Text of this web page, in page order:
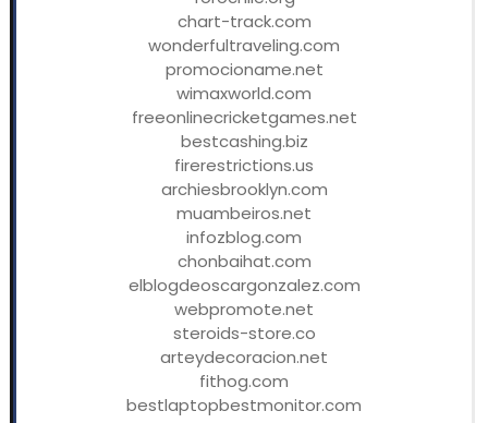
chart-track.com
wonderfultraveling.com
promocioname.net
wimaxworld.com
freeonlinecricketgames.net
bestcashing.biz
firerestrictions.us
archiesbrooklyn.com
muambeiros.net
infozblog.com
chonbaihat.com
elblogdeoscargonzalez.com
webpromote.net
steroids-store.co
arteydecoracion.net
fithog.com
bestlaptopbestmonitor.com